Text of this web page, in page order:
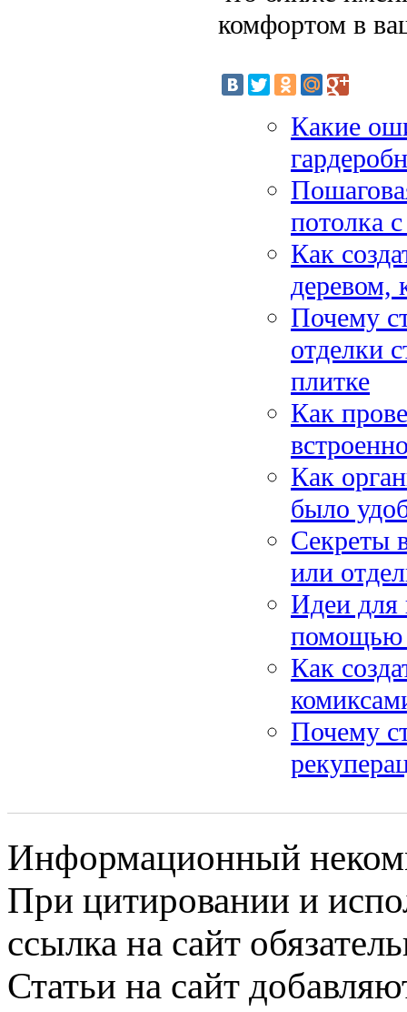
комфортом в
Какие
потолка
Как
деревом,
Почему
отделки
плитке
Как
Как
было
Секреты
или
Идеи для
помощью
Как
Почему
Информационный
При цитировании и
ссылка на сайт
Статьи на сайт